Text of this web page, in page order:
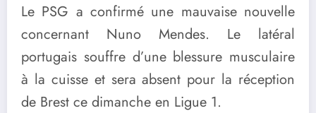
Le PSG a confirmé une mauvaise nouvelle
concernant Nuno Mendes. Le latéral
portugais souffre d’une blessure musculaire
à la cuisse et sera absent pour la réception
de Brest ce dimanche en Ligue 1.